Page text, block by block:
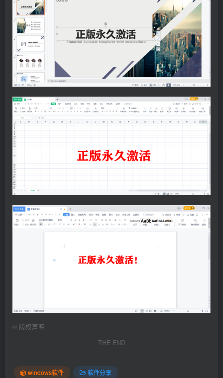
© 版权声明
THE END
windows软件 软件分享